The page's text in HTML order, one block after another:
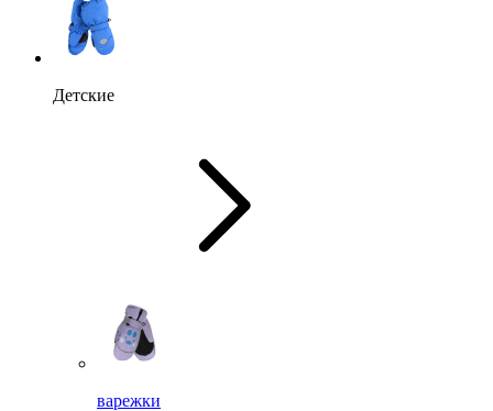
Детские
варежки